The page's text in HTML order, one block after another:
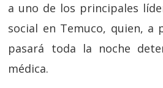
a uno de los principales
social en Temuco, quien, a
pasará toda la noche
médica.